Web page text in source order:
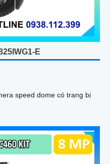
E
speed dome có trang bị